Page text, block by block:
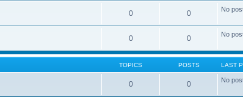
0 0 No
0 0 No
TOPICS POSTS LAST
0 0 No